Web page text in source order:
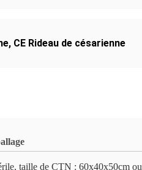
, CE Rideau de césarienne
taille de CTN : 60x40x50cm ou